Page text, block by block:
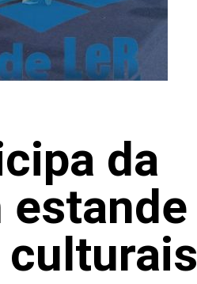
da
estande